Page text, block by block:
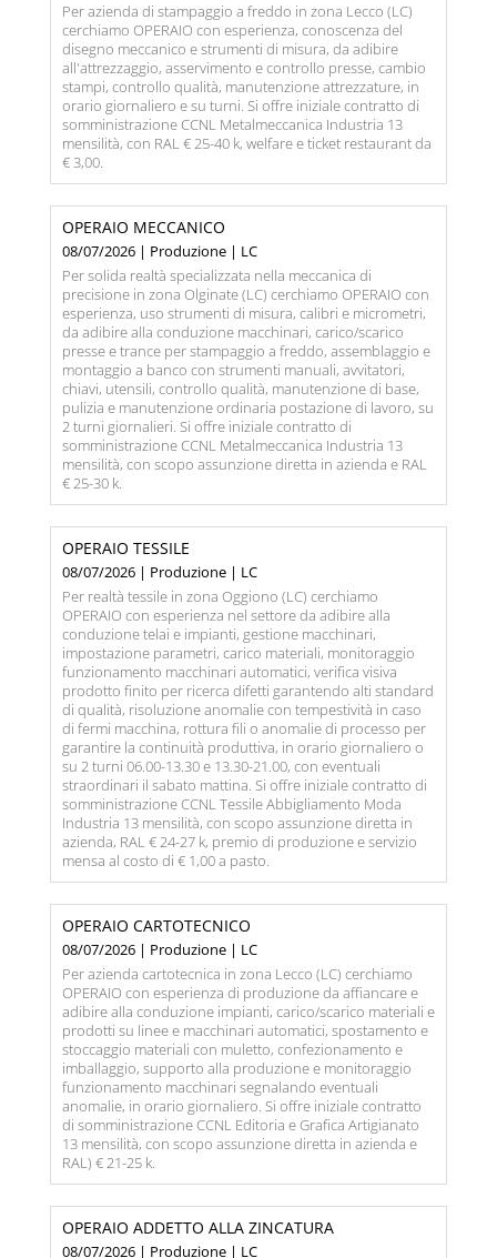
Per azienda di stampaggio a freddo in zona Lecco (LC)
cerchiamo OPERAIO con esperienza, conoscenza del
disegno meccanico e strumenti di misura, da adibire
all'attrezzaggio, asservimento e controllo presse, cambio
stampi, controllo qualità, manutenzione attrezzature, in
orario giornaliero e su turni. Si offre iniziale contratto di
somministrazione CCNL Metalmeccanica Industria 13
mensilità, con RAL € 25-40 k, welfare e ticket restaurant da
€ 3,00.
OPERAIO MECCANICO
08/07/2026 | Produzione | LC
Per solida realtà specializzata nella meccanica di
precisione in zona Olginate (LC) cerchiamo OPERAIO con
esperienza, uso strumenti di misura, calibri e micrometri,
da adibire alla conduzione macchinari, carico/scarico
presse e trance per stampaggio a freddo, assemblaggio e
montaggio a banco con strumenti manuali, avvitatori,
chiavi, utensili, controllo qualità, manutenzione di base,
pulizia e manutenzione ordinaria postazione di lavoro, su
2 turni giornalieri. Si offre iniziale contratto di
somministrazione CCNL Metalmeccanica Industria 13
mensilità, con scopo assunzione diretta in azienda e RAL
€ 25-30 k.
OPERAIO TESSILE
08/07/2026 | Produzione | LC
Per realtà tessile in zona Oggiono (LC) cerchiamo
OPERAIO con esperienza nel settore da adibire alla
conduzione telai e impianti, gestione macchinari,
impostazione parametri, carico materiali, monitoraggio
funzionamento macchinari automatici, verifica visiva
prodotto finito per ricerca difetti garantendo alti standard
di qualità, risoluzione anomalie con tempestività in caso
di fermi macchina, rottura fili o anomalie di processo per
garantire la continuità produttiva, in orario giornaliero o
su 2 turni 06.00-13.30 e 13.30-21.00, con eventuali
straordinari il sabato mattina. Si offre iniziale contratto di
somministrazione CCNL Tessile Abbigliamento Moda
Industria 13 mensilità, con scopo assunzione diretta in
azienda, RAL € 24-27 k, premio di produzione e servizio
mensa al costo di € 1,00 a pasto.
OPERAIO CARTOTECNICO
08/07/2026 | Produzione | LC
Per azienda cartotecnica in zona Lecco (LC) cerchiamo
OPERAIO con esperienza di produzione da affiancare e
adibire alla conduzione impianti, carico/scarico materiali e
prodotti su linee e macchinari automatici, spostamento e
stoccaggio materiali con muletto, confezionamento e
imballaggio, supporto alla produzione e monitoraggio
funzionamento macchinari segnalando eventuali
anomalie, in orario giornaliero. Si offre iniziale contratto
di somministrazione CCNL Editoria e Grafica Artigianato
13 mensilità, con scopo assunzione diretta in azienda e
RAL) € 21-25 k.
OPERAIO ADDETTO ALLA ZINCATURA
08/07/2026 | Produzione | LC